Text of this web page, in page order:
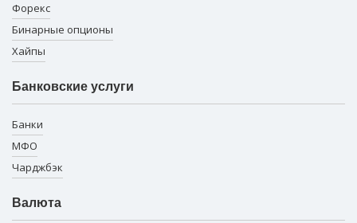
Форекс
Бинарные опционы
Хайпы
Банковские услуги
Банки
МФО
Чарджбэк
Валюта